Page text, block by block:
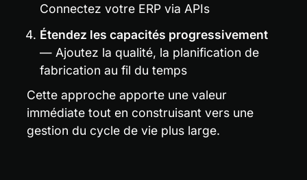
Connectez votre ERP via APIs
Étendez les capacités progressivement
— Ajoutez la qualité, la planification de
fabrication au fil du temps
Cette approche apporte une valeur
immédiate tout en construisant vers une
gestion du cycle de vie plus large.